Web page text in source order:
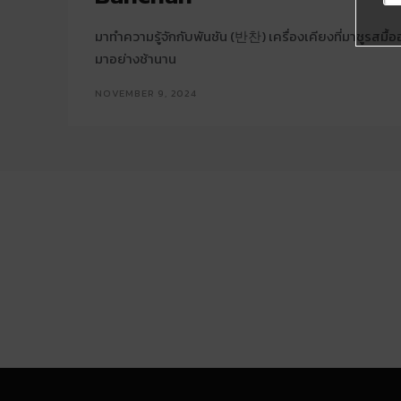
มาทำความรู้จักกับพันชัน (반찬) เครื่องเคียงที่มาชูรสมื้
มาอย่างช้านาน
NOVEMBER 9, 2024